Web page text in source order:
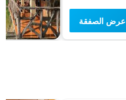
عرض الصفقة